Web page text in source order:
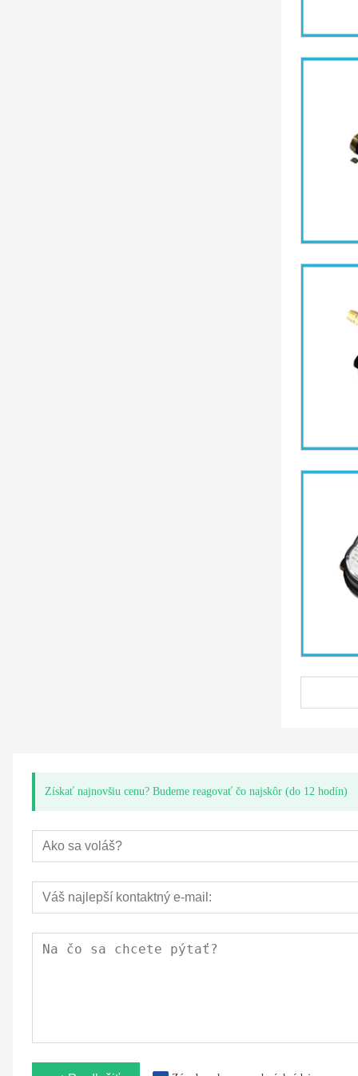
Získať najnovšiu cenu? Budeme reagovať čo najskôr (do 12 hodín)